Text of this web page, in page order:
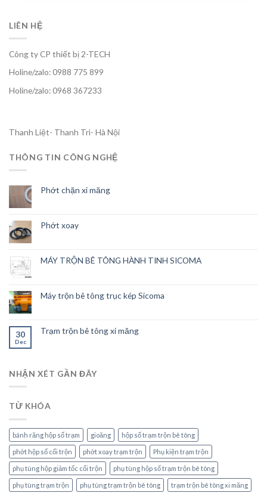
LIÊN HỆ
Công ty CP thiết bị 2-TECH
Holine/zalo: 0988 775 899
Holine/zalo: 0968 367233
Thanh Liệt- Thanh Trì- Hà Nội
THÔNG TIN CÔNG NGHỆ
Phớt chặn xi măng
Phớt xoay
MÁY TRỘN BÊ TÔNG HÀNH TINH SICOMA
Máy trộn bê tông trục kép Sicoma
30
Dec
Trạm trộn bê tông xi măng
NHẬN XÉT GẦN ĐÂY
TỪ KHÓA
bánh răng hộp số trạm gioăng hộp số trạm trộn bê tông
phớt hộp số cối trộn phớt xoay trạm trộn Phụ kiện trạm trộn
phụ tùng hộp giảm tốc cối trộn phụ tùng hộp số trạm trộn bê tông
phụ tùng trạm trộn phụ tùng trạm trộn bê tông trạm trộn bê tông xi măng